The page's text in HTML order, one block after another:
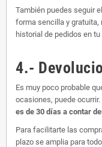
También puedes seguir
forma sencilla y gratuita,
historial de pedidos en
4.-
Es muy poco probable
ocasiones, puede ocurrir.
es de 30 días a contar
Para facilitarte las
plazo se amplia para